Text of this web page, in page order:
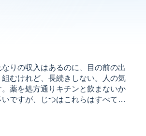
りの収入はあるのに、目の前の出
むけれど、長続きしない。人の気
薬を処方通りキチンと飲まないか
ですが、じつはこれらはすべて、
のです。さまざまのめざましい実
。